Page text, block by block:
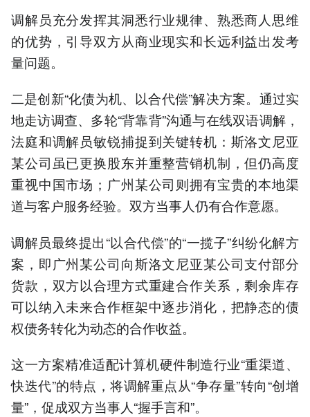
调解员充分发挥其洞悉行业规律、熟悉商人思维
的优势，引导双方从商业现实和长远利益出发考
量问题。
二是创新“化债为机、以合代偿”解决方案。通过实
地走访调查、多轮“背靠背”沟通与在线双语调解，
法庭和调解员敏锐捕捉到关键转机：斯洛文尼亚
某公司虽已更换股东并重整营销机制，但仍高度
重视中国市场；广州某公司则拥有宝贵的本地渠
道与客户服务经验。双方当事人仍有合作意愿。
调解员最终提出“以合代偿”的“一揽子”纠纷化解方
案，即广州某公司向斯洛文尼亚某公司支付部分
货款，双方以合理方式重建合作关系，剩余库存
可以纳入未来合作框架中逐步消化，把静态的债
权债务转化为动态的合作收益。
这一方案精准适配计算机硬件制造行业“重渠道、
快迭代”的特点，将调解重点从“争存量”转向“创增
量”，促成双方当事人“握手言和”。